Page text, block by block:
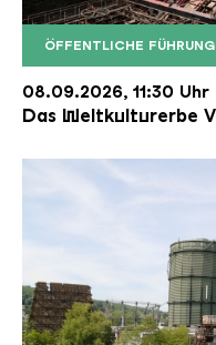
ÖFFENTLICHE FÜHRUNG
Der
Copyright:
08.09.2026, 11:30 Uhr
Das Weltkulturerbe